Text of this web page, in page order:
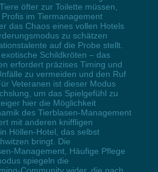
öfter zur Toilette müssen,
im Tiermanagement
das Chaos eines vollen Hotels
zu schätzen
auf die Probe stellt.
Schildkröten – das
erfordert präzises Timing und
zu vermeiden und den Ruf
Veteranen ist dieser Modus
um das Spielgefühl zu
hier die Möglichkeit
des Tierblasen-Management
mit anderen kniffligen
Höllen-Hotel, das selbst
bringt. Die
Management, Häufige Pflege
spiegeln die
Community wider, die nach